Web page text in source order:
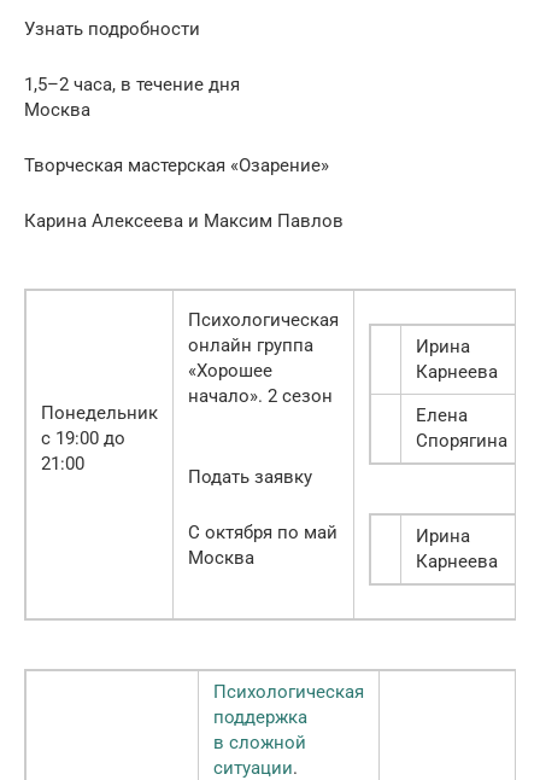
Узнать подробности
1,5–2 часа, в течение дня
Москва
Творческая мастерская «Озарение»
Карина Алексеева и Максим Павлов
Понедельник
с 19:00 до
21:00
Психологическая
онлайн группа
«Хорошее
начало». 2 сезон
Подать заявку
С октября по май
Москва
Ирина
Карнеева
Елена
Спорягина
Ирина
Карнеева
Психологическая
поддержка
в сложной
ситуации.